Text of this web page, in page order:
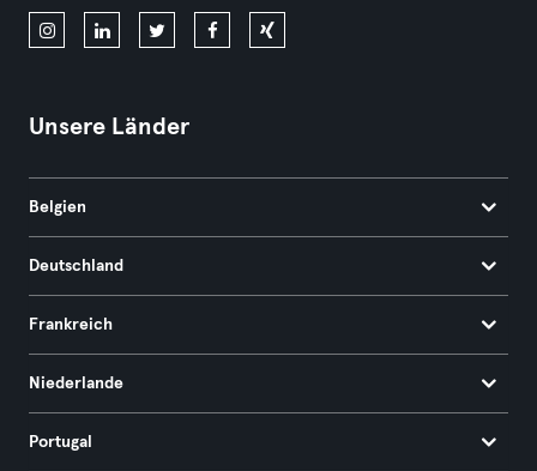
Unsere Länder
Belgien
Deutschland
Frankreich
Niederlande
Portugal